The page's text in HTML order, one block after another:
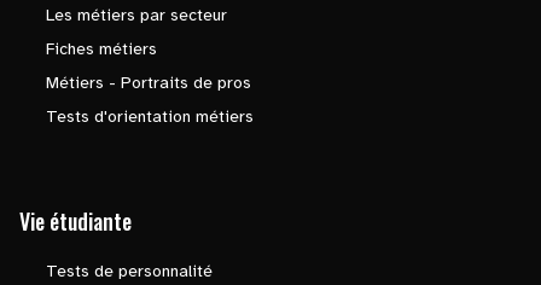
Les métiers par secteur
Fiches métiers
Métiers - Portraits de pros
Tests d'orientation métiers
Vie étudiante
Tests de personnalité